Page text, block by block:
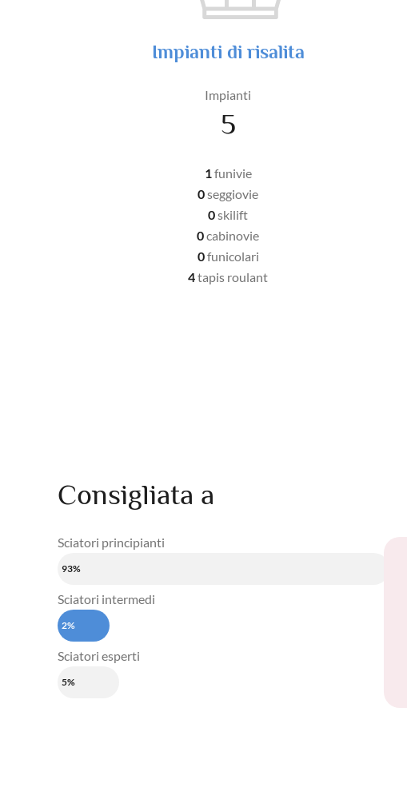
Impianti di risalita
Impianti
5
1funivie
0seggiovie
0skilift
0cabinovie
0funicolari
4tapis roulant
Consigliata a
Sciatori principianti
93%
Sciatori intermedi
2%
Sciatori esperti
5%